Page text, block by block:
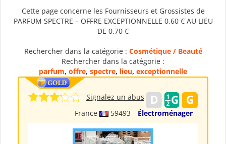
Cette page concerne les Fournisseurs et Grossistes de
PARFUM SPECTRE – OFFRE EXCEPTIONNELLE 0.60 € AU LIEU
DE 0.70 €
Rechercher dans la catégorie : Cosmétique / Beauté
Rechercher dans la catégorie :
parfum, offre, spectre, lieu, exceptionnelle
France 59493 Électroménager
Signalez un abus